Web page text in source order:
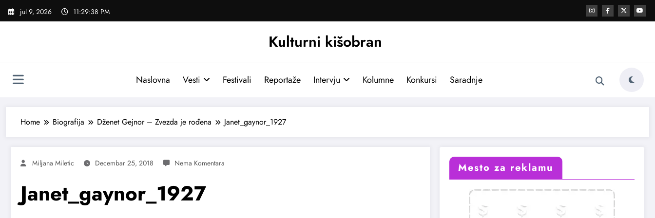
Skoči
jul 9, 2026 11:29:39 PM
Kulturni kišobran
Naslovna Vesti Festivali Reportaže Intervju Kolumne Konkursi Saradnje
Home Biografija Dženet Gejnor – Zvezda je rođena Janet_gaynor_1927
Miljana Miletic Decembar 25, 2018
Janet_gaynor_1927
Mesto za reklamu